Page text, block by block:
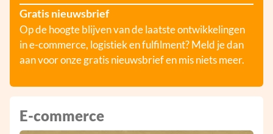
Gratis nieuwsbrief
Op de hoogte blijven van de laatste ontwikkelingen
in e-commerce, logistiek en fulfilment? Meld je dan
aan voor onze gratis nieuwsbrief en mis niets meer.
E-commerce